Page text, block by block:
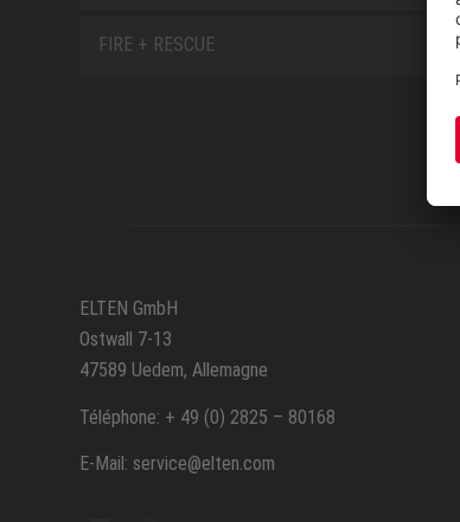
FIRE + RESCUE
ELTEN GmbH
Ostwall 7-13
47589 Uedem, Allemagne
Téléphone: + 49 (0) 2825 – 80168
E-Mail: service@elten.com